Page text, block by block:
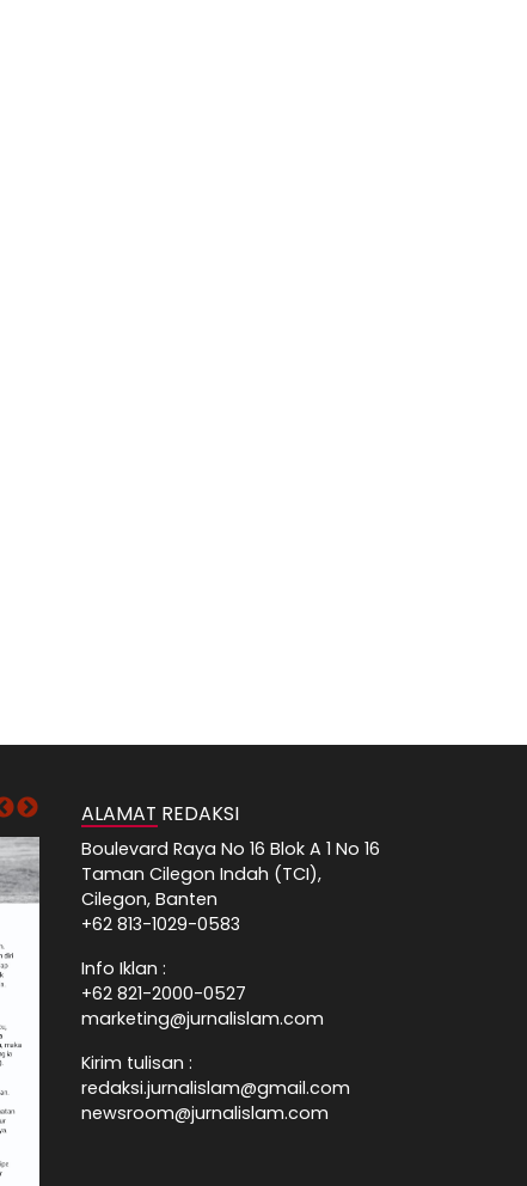
ALAMAT REDAKSI
Boulevard Raya No 16 Blok A 1 No 16
Taman Cilegon Indah (TCI),
Cilegon, Banten
+62 813-1029-0583
Info Iklan :
+62 821-2000-0527
marketing@jurnalislam.com
Kirim tulisan :
redaksi.jurnalislam@gmail.com
newsroom@jurnalislam.com